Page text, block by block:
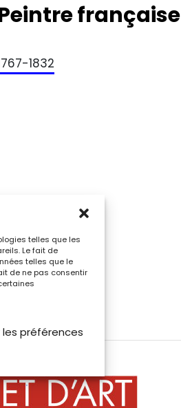
telles que les
Le fait de
telles que le
de ne pas consentir
les préférences
française
1832